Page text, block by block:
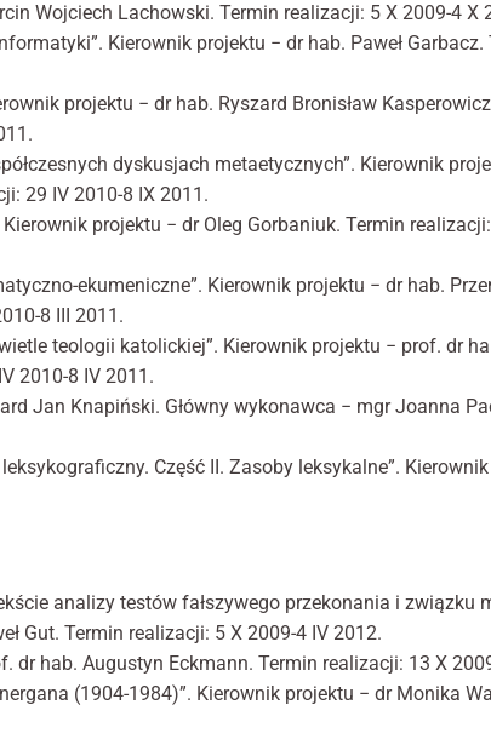
Wojciech Lachowski. Termin realizacji: 5 X 2009-4 X
Kierownik projektu − dr hab. Paweł Garbacz.
projektu − dr hab. Ryszard Bronisław
dyskusjach metaetycznych”. Kierownik
29 IV 2010-8 IX 2011.
projektu − dr Oleg Gorbaniuk. Termin
ekumeniczne”. Kierownik projektu − dr hab.
8 III 2011.
teologii katolickiej”. Kierownik projektu − prof. dr
2010-8 IV 2011.
Jan Knapiński. Główny wykonawca − mgr Joanna
Część II. Zasoby leksykalne”.
analizy testów fałszywego przekonania i związku
Gut. Termin realizacji: 5 X 2009-4 IV 2012.
dr hab. Augustyn Eckmann. Termin realizacji: 13 X
(1904-1984)”. Kierownik projektu − dr Monika
nią.
te